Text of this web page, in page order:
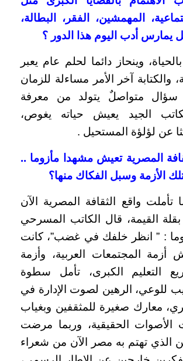
المهمشين، الفقر، البطالة،
يمارس أدب اليوم هذا الدور ؟
وينحاز دائما لحلم عام يعبر
والكتابة آخر الأمر مساءلة للزمان
سؤال متواصلٌ يتولد من معرفة
الجيد يعيش حياته يغوص،
عن لؤلؤة المستحيل .
المصرية تعيش مشهدا مأزوما ..
الأزمة وسبل الفكاك منها؟
واقع الثقافة المصرية الآن
القيمة، قال الكاتب المسرحي
يوما : ” انظر خلفك في غضب”، كانت
أزمة المجتمعات العربية، وأزمة
التعليم الكبرى، تأمل سطوة
للوعي، الرهين لصوت الإدارة في
معارك صغيرة للمثقفين وبغياب
الأصوات الحقيقية، وربما مرضت
من الذي تهتم به مصر الآن من شعراء